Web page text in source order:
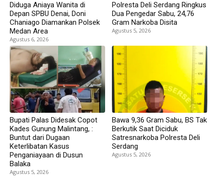
Diduga Aniaya Wanita di
Depan SPBU Denai, Doni
Chaniago Diamankan Polsek
Medan Area
Agustus 6, 2026
Polresta Deli Serdang Ringkus
Dua Pengedar Sabu, 24,76
Gram Narkoba Disita
Agustus 5, 2026
Bupati Palas Didesak Copot
Kades Gunung Malintang, :
Buntut dari Dugaan
Keterlibatan Kasus
Penganiayaan di Dusun
Balaka
Agustus 5, 2026
Bawa 9,36 Gram Sabu, BS Tak
Berkutik Saat Diciduk
Satresnarkoba Polresta Deli
Serdang
Agustus 5, 2026